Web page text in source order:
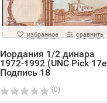
избранное сравнить
Иордания 1/2 динара
1972-1992 (UNC Pick
Подпись 18
(0)